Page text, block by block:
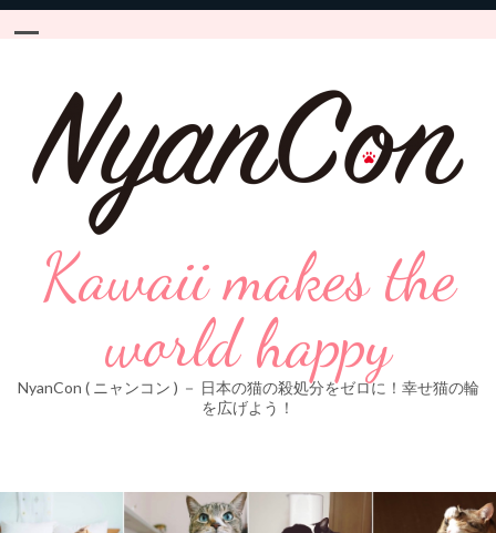
Kawaii makes the
world happy
NyanCon ( ニャンコン ) － 日本の猫の殺処分をゼロに！幸せ猫の輪
を広げよう！